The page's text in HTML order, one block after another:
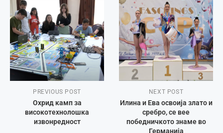
PREVIOUS POST
Охрид камп за
високотехнолошка
извонредност
NEXT POST
Илина и Ева освоија злато и
сребро, се вее
победничкото знаме во
Германија